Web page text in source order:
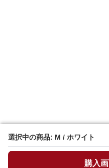
選択中の商品: M / ホワイト
購入
選択中の商品: M / ホワイト
購入